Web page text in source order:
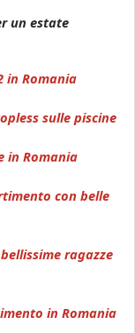
un estate
in Romania
sulle piscine
in Romania
con belle
ragazze
in Romania